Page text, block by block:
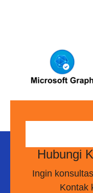
Hubungi
Ingin
Kontak